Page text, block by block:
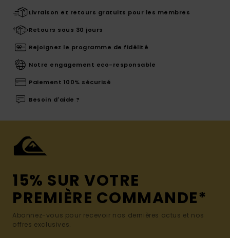
Livraison et retours gratuits pour les membres
Retours sous 30 jours
Rejoignez le programme de fidélité
Notre engagement eco-responsable
Paiement 100% sécurisé
Besoin d'aide ?
15% SUR VOTRE
PREMIÈRE COMMANDE*
Abonnez-vous pour recevoir nos dernières actus et nos
offres exclusives.